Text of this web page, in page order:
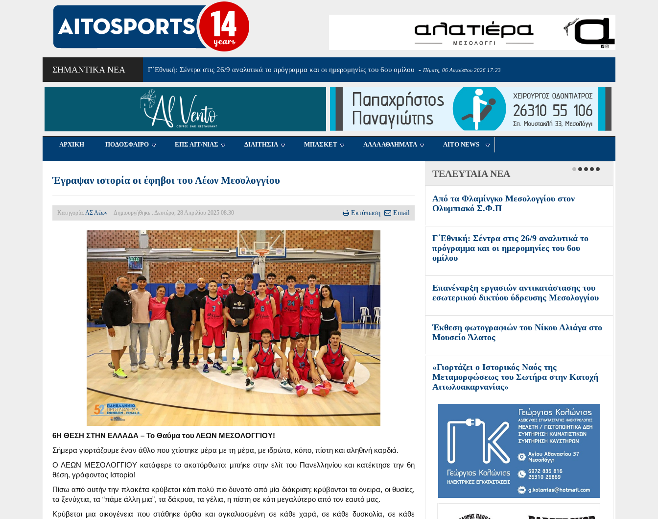
ΣΗΜΑΝΤΙΚΆ ΝΈΑ Γ΄Εθνική: Σέντρα στις 26/9 αναλυτικά το πρόγραμμα και οι ημερομηνίες του 6ου ομίλου - Πέμπτη, 06 Αυγούστου 2026 17:23
ΑΡΧΙΚΗ ΠΟΔΟΣΦΑΙΡΟ ΕΠΣ ΑΙΤ/ΝΙΑΣ ΔΙΑΙΤΗΣΙΑ ΜΠΑΣΚΕΤ ΑΛΛΑ ΑΘΛΗΜΑΤΑ AITO NEWS
Έγραψαν ιστορία οι έφηβοι του Λέων Μεσολογγίου
Κατηγορία: ΑΣ Λέων Δημιουργήθηκε : Δευτέρα, 28 Απριλίου 2025 08:30 Εκτύπωση Email
6Η ΘΕΣΗ ΣΤΗΝ ΕΛΛΑΔΑ – Το Θαύμα του ΛΕΩΝ ΜΕΣΟΛΟΓΓΙΟΥ!
Σήμερα γιορτάζουμε έναν άθλο που χτίστηκε μέρα με τη μέρα, με ιδρώτα, κόπο, πίστη και αληθινή καρδιά.
Ο ΛΕΩΝ ΜΕΣΟΛΟΓΓΙΟΥ κατάφερε το ακατόρθωτο: μπήκε στην ελίτ του Πανελληνίου και κατέκτησε την 6η
θέση, γράφοντας Ιστορία!
Πίσω από αυτήν την πλακέτα κρύβεται κάτι πολύ πιο δυνατό από μία διάκριση: κρύβονται τα όνειρα, οι θυσίες,
τα ξενύχτια, τα “πάμε άλλη μια”, τα δάκρυα, τα γέλια, η πίστη σε κάτι μεγαλύτερο από τον εαυτό μας.
Κρύβεται μια οικογένεια που στάθηκε όρθια και αγκαλιασμένη σε κάθε χαρά, σε κάθε δυσκολία, σε κάθε
ΤΕΛΕΥΤΑΙΑ ΝΕΑ
Από τα Φλαμίνγκο Μεσολογγίου στον
Ολυμπιακό Σ.Φ.Π
Γ΄Εθνική: Σέντρα στις 26/9 αναλυτικά το
πρόγραμμα και οι ημερομηνίες του 6ου
ομίλου
Επανέναρξη εργασιών αντικατάστασης του
εσωτερικού δικτύου ύδρευσης Μεσολογγίου
Έκθεση φωτογραφιών του Νίκου Αλιάγα στο
Μουσείο Άλατος
«Γιορτάζει ο Ιστορικός Ναός της
Μεταμορφώσεως του Σωτήρα στην Κατοχή
Αιτωλοακαρνανίας»